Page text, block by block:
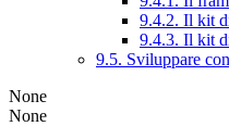
9.4.2. Il kit
9.4.3. Il kit
9.5. Sviluppare
None
None